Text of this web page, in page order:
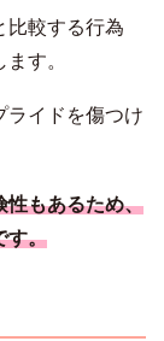
比較する行為
ます。
ライドを傷つけ
性もあるため、
す。